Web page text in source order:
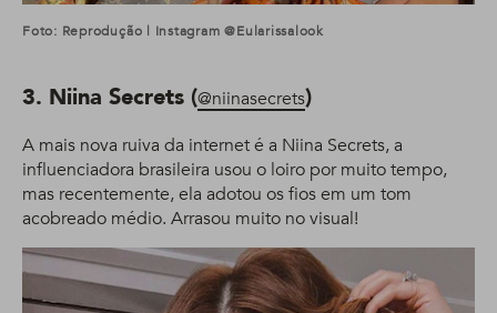
Foto: Reprodução | Instagram @eularissalook
3. Niina Secrets (@niinasecrets)
A mais nova ruiva da internet é a Niina Secrets, a
influenciadora brasileira usou o loiro por muito tempo,
mas recentemente, ela adotou os fios em um tom
acobreado médio. Arrasou muito no visual!